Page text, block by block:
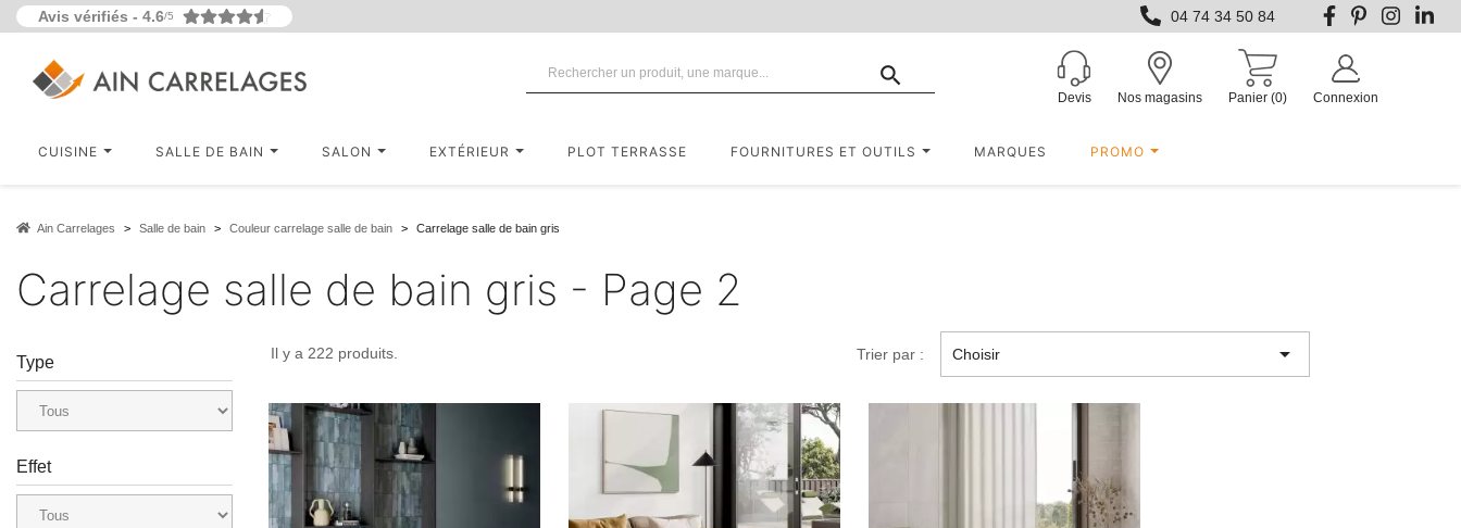
Avis vérifiés - 4.6/5 04 74 34 50 84

Devis Nos magasins Panier (0) Connexion
CUISINE SALLE DE BAIN SALON EXTÉRIEUR PLOT TERRASSE FOURNITURES ET OUTILS MARQUES PROMO
Ain Carrelages Salle de bain Couleur carrelage salle de bain Carrelage salle de bain gris
Carrelage salle de bain gris - Page 2
Type
Effet
Il y a 222 produits. Trier par : Choisir 